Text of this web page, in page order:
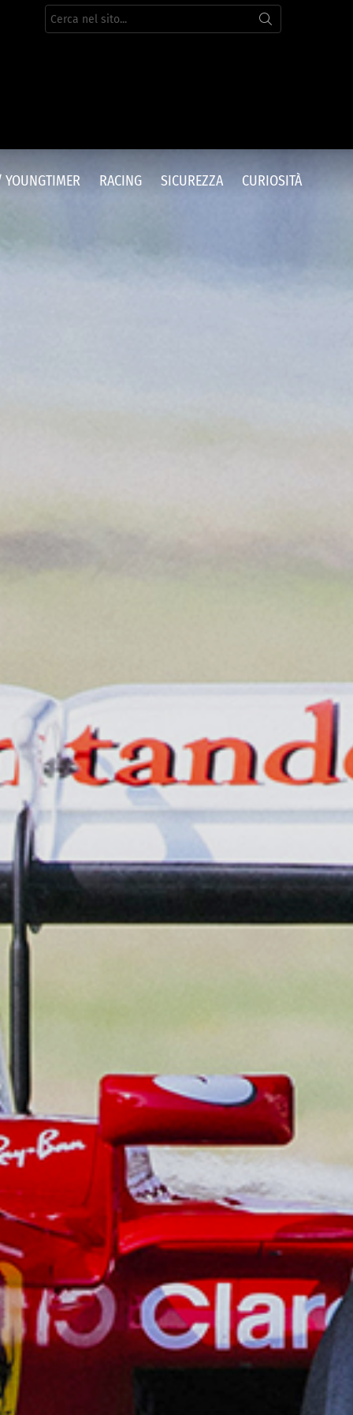
Cerca
per:
YOUNGTIMER RACING SICUREZZA CURIOSITÀ